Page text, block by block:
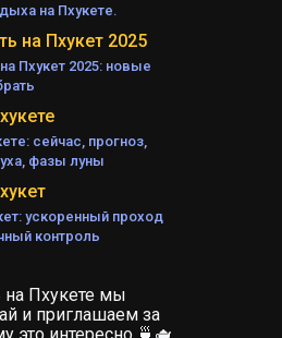
на Пхукете.
на Пхукет 2025
Пхукет 2025: новые
сейчас, прогноз,
фазы луны
ускоренный проход
контроль
Пхукете мы
и приглашаем за